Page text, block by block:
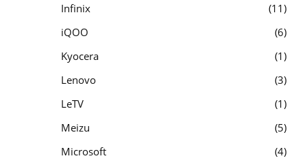
Infinix
11
iQOO
6
Kyocera
1
Lenovo
3
LeTV
1
Meizu
5
Microsoft
4